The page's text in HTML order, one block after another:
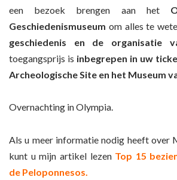
een bezoek brengen aan het
Geschiedenismuseum om alles te
geschiedenis en de organisatie
toegangsprijs is inbegrepen in uw
Archeologische Site en het Museum
Overnachting in Olympia.
Als u meer informatie nodig heeft over
kunt u mijn artikel lezen Top 15
de Peloponnesos.